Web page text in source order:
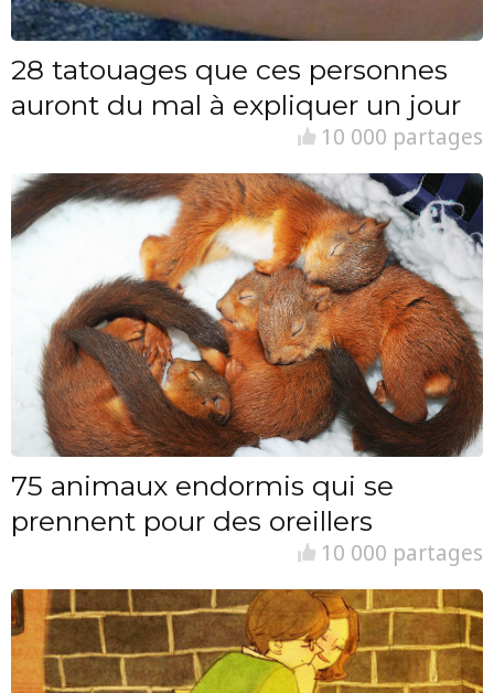
28 tatouages que ces personnes
auront du mal à expliquer un jour
10 000 partages
75 animaux endormis qui se
prennent pour des oreillers
10 000 partages